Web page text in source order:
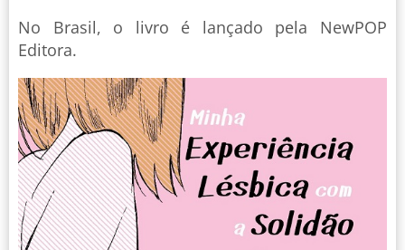
No Brasil, o livro é lançado pela NewPOP
Editora.